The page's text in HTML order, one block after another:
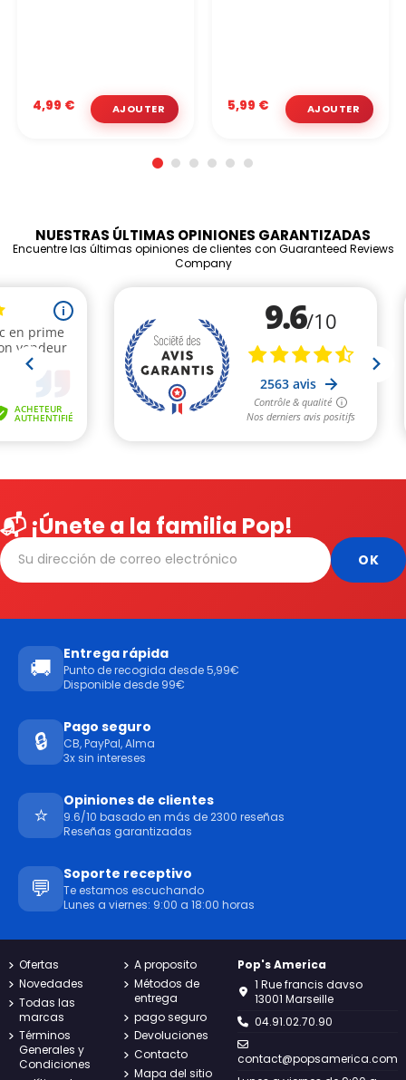
4,99 € 5,99 €
NUESTRAS ÚLTIMAS OPINIONES GARANTIZADAS
Encuentre las últimas opiniones de clientes con Guaranteed Reviews
Company
📬 ¡Únete a la familia Pop!
🚚
Entrega rápida
Punto de recogida desde 5,99€
Disponible desde 99€
🔒
Pago seguro
CB, PayPal, Alma
3x sin intereses
⭐
Opiniones de clientes
9.6/10 basado en más de 2300 reseñas
Reseñas garantizadas
💬
Soporte receptivo
Te estamos escuchando
Lunes a viernes: 9:00 a 18:00 horas
Ofertas
Novedades
Todas las
marcas
Términos
Generales y
Condiciones
A proposito
Métodos de
entrega
pago seguro
Devoluciones
Contacto
Mapa del sitio
Pop's America
1 Rue francis davso
13001 Marseille
04.91.02.70.90
contact@popsamerica.com